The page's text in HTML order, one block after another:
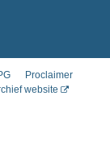
Proclaimer
website